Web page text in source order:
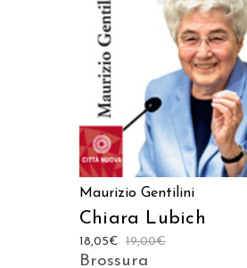
Maurizio Gentilini
Chiara Lubich
19,00€
18,05€
Brossura